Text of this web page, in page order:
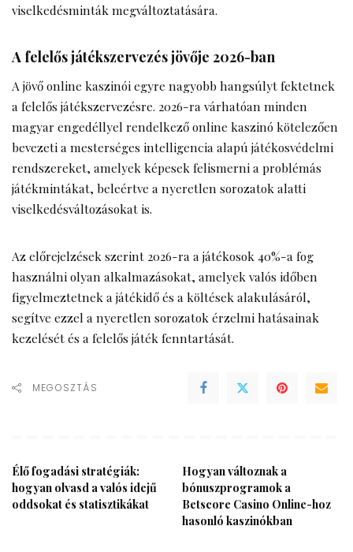
viselkedésminták megváltoztatására.
A felelős játékszervezés jövője 2026-ban
A jövő online kaszinói egyre nagyobb hangsúlyt fektetnek
a felelős játékszervezésre. 2026-ra várhatóan minden
magyar engedéllyel rendelkező online kaszinó kötelezően
bevezeti a mesterséges intelligencia alapú játékosvédelmi
rendszereket, amelyek képesek felismerni a problémás
játékmintákat, beleértve a nyeretlen sorozatok alatti
viselkedésváltozásokat is.
Az előrejelzések szerint 2026-ra a játékosok 40%-a fog
használni olyan alkalmazásokat, amelyek valós időben
figyelmeztetnek a játékidő és a költések alakulásáról,
segítve ezzel a nyeretlen sorozatok érzelmi hatásainak
kezelését és a felelős játék fenntartását.
MEGOSZTÁS
Élő fogadási stratégiák:
hogyan olvasd a valós idejű
oddsokat és statisztikákat
Hogyan változnak a
bónuszprogramok a
Betscore Casino Online-hoz
hasonló kaszinókban